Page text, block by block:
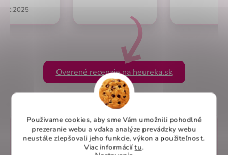
Použivame cookies, aby sme Vám umožnili pohodlné
prezeranie webu a vďaka analýze prevádzky webu
neustále zlepšovali jeho funkcie, výkon a použiteľnost.
Viac informáciítu.
1.2.2025
Overené recenzie na heureka.sk